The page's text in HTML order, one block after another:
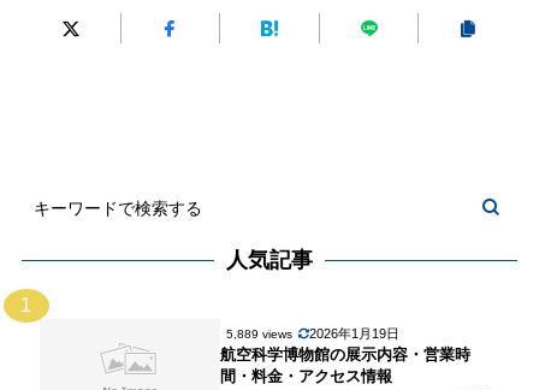
説
営
業
ク
報
内
営
業
時
人気記事
1
5,889 views 2026年1月19日
航空科学博物館の展示内容・営業時
間・料金・アクセス情報